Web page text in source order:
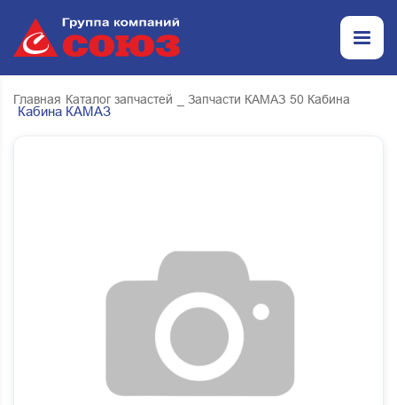
Главная Каталог запчастей _ Запчасти КАМАЗ 50 Кабина
Кабина КАМАЗ